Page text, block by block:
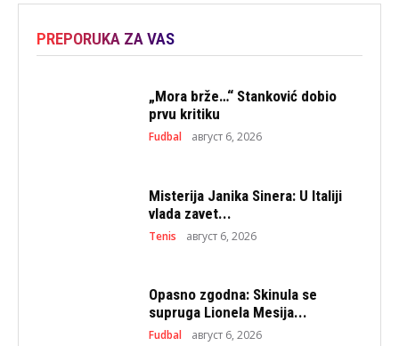
PREPORUKA ZA VAS
„Mora brže…“ Stanković dobio
prvu kritiku
Fudbal август 6, 2026
Misterija Janika Sinera: U Italiji
vlada zavet...
Tenis август 6, 2026
Opasno zgodna: Skinula se
supruga Lionela Mesija...
Fudbal август 6, 2026